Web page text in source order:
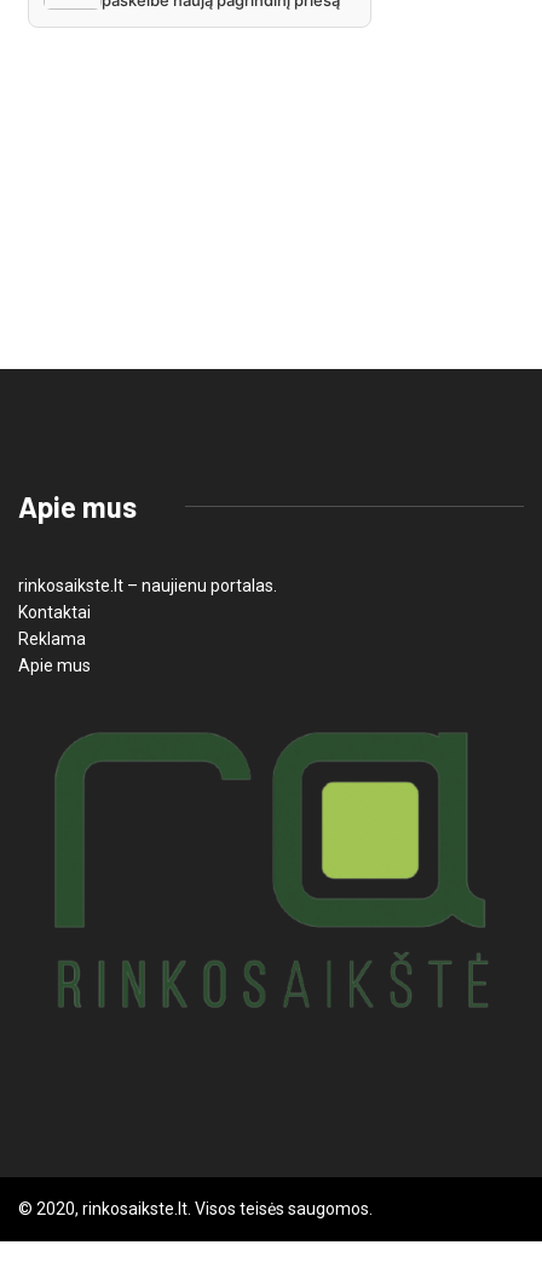
Apie mus
rinkosaikste.lt – naujienu portalas.
Kontaktai
Reklama
Apie mus
© 2020, rinkosaikste.lt. Visos teisės saugomos.